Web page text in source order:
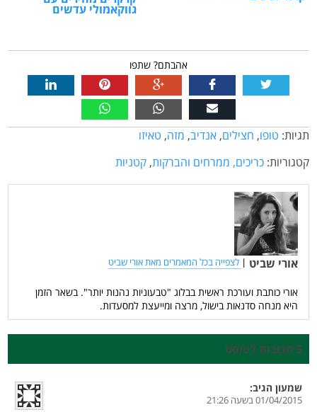
גווקאמולי עדשים
אהבתם? שתפו
תגיות: טופו, חצילים, אנדיב, מזה, טאיזו
קטגוריות: כריכים, ממרחים והברקות, קטניות
אורי שביט | לצפייה בכל המאמרים מאת אורי שביט
אורי כותבת ועורכת ראשית בבלוג "טבעוניות נהנות יותר". בשאר הזמן
היא מנחה סדנאות בישול, מרצה ומייעצת למסעדות.
5 תגובות לפוסט
שמעון הגיב:
01/04/2015 בשעה 21:26